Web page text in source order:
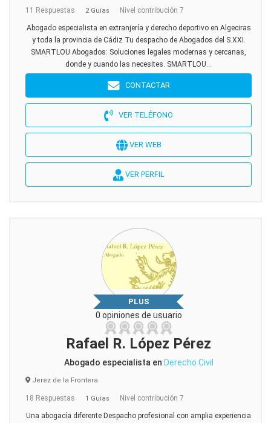
11 Respuestas 2 Guías Nivel contribución 7
Abogado especialista en extranjería y derecho deportivo en Algeciras
y toda la provincia de Cádiz Tu despacho de Abogados del S.XXI.
SMARTLOU Abogados: Soluciones legales modernas y cercanas,
donde y cuando las necesites. SMARTLOU...
CONTACTAR
VER TELÉFONO
VER WEB
VER PERFIL
PLUS
0 opiniones de usuario
Rafael R. López Pérez
Abogado especialista en Derecho Civil
Jerez de la Frontera
18 Respuestas 1 Guías Nivel contribución 7
Una abogacía diferente Despacho profesional con amplia experiencia